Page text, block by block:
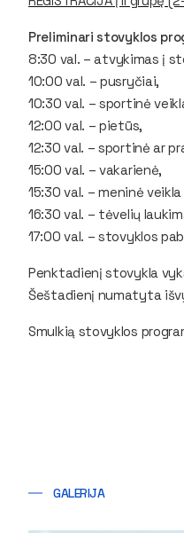
Preliminari stovyklos
8:30 val. – atvykimas į
10:00 val. – pusryčiai,
10:30 val. – sportinė
12:00 val. – pietūs,
12:30 val. – sportinė ar
15:00 val. – vakarienė,
15:30 val. – meninė
16:30 val. – tėvelių
17:00 val. – stovyklos
Penktadienį stovykla
Šeštadienį numatyta
Smulkią stovyklos
GALERIJA